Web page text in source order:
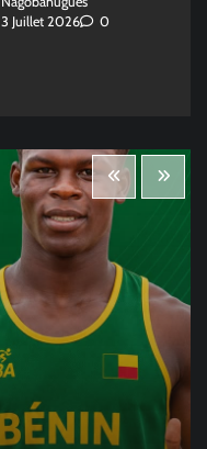
3 Juillet 2026
0